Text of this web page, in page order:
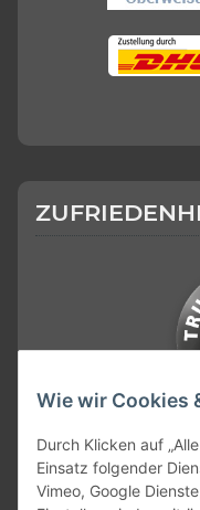
KONTAKT
Wie wir Cookies
Durch Klicken auf
Einsatz folgender
Vimeo, Google